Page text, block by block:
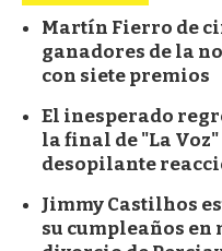
Martín Fierro de
ganadores de la
con siete premios
El inesperado
la final de "La Voz"
desopilante
Jimmy Castilhos
su cumpleaños en